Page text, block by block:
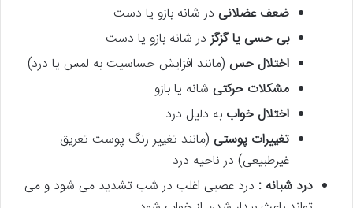
ضعف عضلانی در شانه بازو یا دست
بی حسی یا گزگزدر شانه بازو یا دست
اختلال حس (مانند افزایش حساسیت به لمس یا درد)
مشکلات حرکتی شانه یا بازو
اختلال خواب به دلیل درد
تغییرات پوستی (مانند تغییر رنگ پوست تعریق
غیرطبیعی) در ناحیه درد
درد شبانه : درد عصبی اغلب در شب تشدید می شود و می